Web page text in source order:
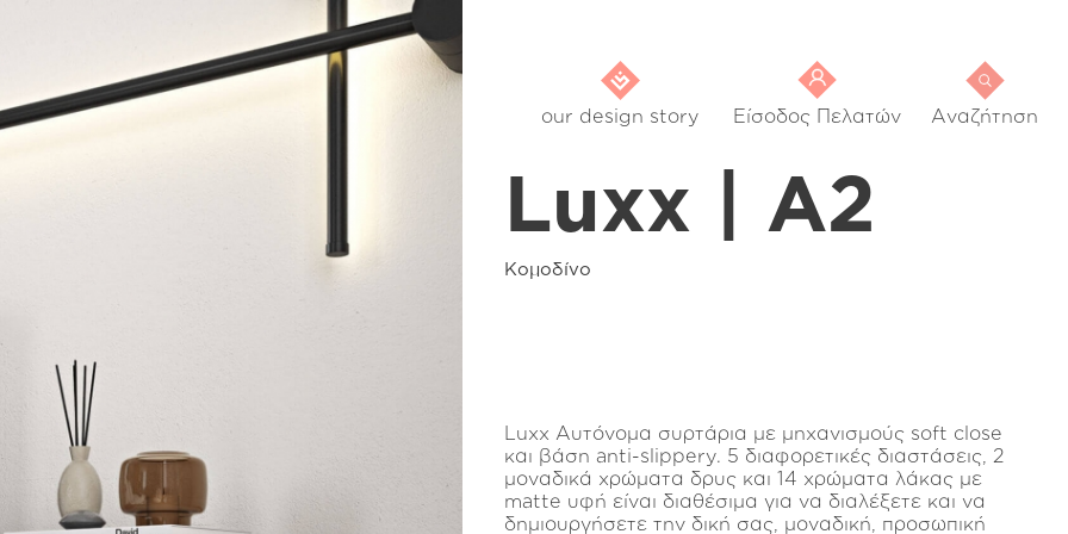
our design story Είσοδος Πελατών Αναζήτηση
Luxx | A2
Κομοδίνο
Luxx Αυτόνομα συρτάρια με μηχανισμούς soft close
και βάση anti-slippery. 5 διαφορετικές διαστάσεις, 2
μοναδικά χρώματα δρυς και 14 χρώματα λάκας με
matte υφή είναι διαθέσιμα για να διαλέξετε και να
δημιουργήσετε την δική σας, μοναδική, προσωπική